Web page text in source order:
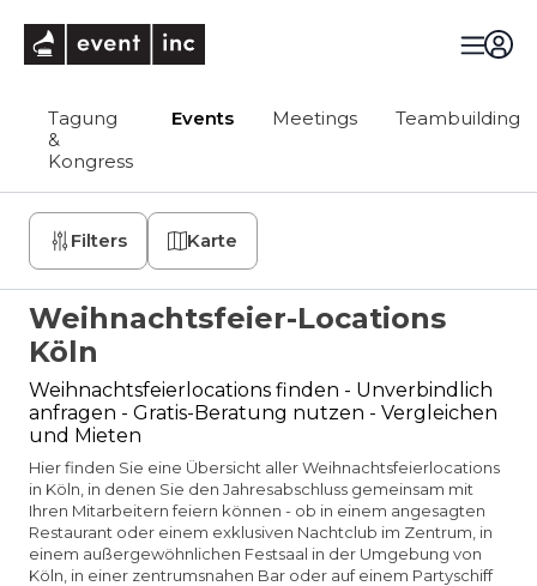
Tagung
&
Kongress
Events Meetings Teambuilding
Filters Karte
Weihnachtsfeier-Locations
Köln
Weihnachtsfeierlocations finden - Unverbindlich
anfragen - Gratis-Beratung nutzen - Vergleichen
und Mieten
Hier finden Sie eine Übersicht aller Weihnachtsfeierlocations
in Köln, in denen Sie den Jahresabschluss gemeinsam mit
Ihren Mitarbeitern feiern können - ob in einem angesagten
Restaurant oder einem exklusiven Nachtclub im Zentrum, in
einem außergewöhnlichen Festsaal in der Umgebung von
Köln, in einer zentrumsnahen Bar oder auf einem Partyschiff